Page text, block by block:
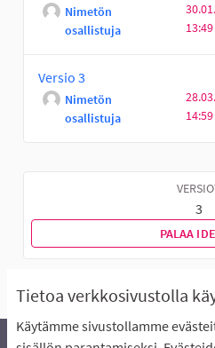
Tietoa verkkosivustolla
Käytämme sivustollamme
Nimetön
osallistuja
13:49
Versio 3
Nimetön
osallistuja
14:59
3
PALAA